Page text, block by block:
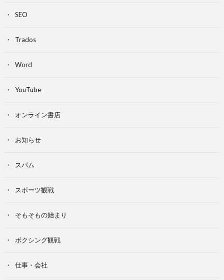
SEO
Trados
Word
YouTube
オンライン書店
お知らせ
スパム
スポーツ観戦
そもそもの始まり
ボクシング観戦
仕事・会社